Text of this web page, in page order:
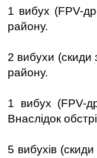
1 вибух (FPV-
району.
2 вибухи (скиди
району.
1 вибух (FPV-
Внаслідок
5 вибухів